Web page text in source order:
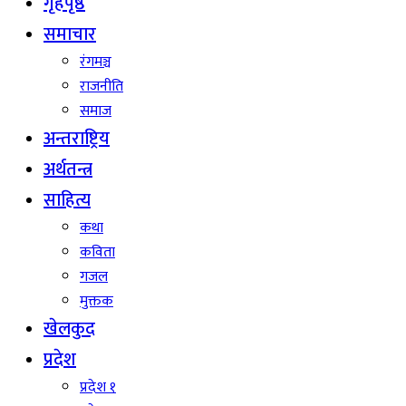
समाचार
रंगमञ्च
राजनीति
समाज
अन्तराष्ट्रिय
अर्थतन्त्र
साहित्य
कथा
कविता
गजल
मुक्तक
खेलकुद
प्रदेश
प्रदेश १